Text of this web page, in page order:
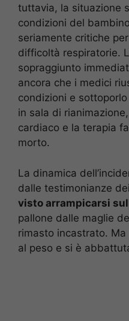
tuttavia, la situazione
condizioni del
seriamente critiche
difficoltà respiratorie.
sopraggiunto
ancora che i medici
condizioni e
in sala di
cardiaco e la terapia
morto.
La dinamica
dalle testimonianze
visto arrampicarsi
pallone dalle maglie
rimasto incastrato.
al peso e si è